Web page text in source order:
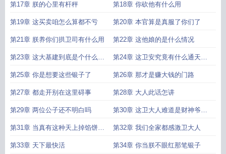
第17章 朕的心里有杆秤 第18章 你砍他有什么用
第19章 这买卖咱怎么算都不亏 第20章 本官算是真服了你们了
第21章 朕养你们拱卫司有什么用 第22章 这他娘的是什么情况
第23章 这大基建到底是个什么妖
法
第24章 这卫安究竟有什么通天的
本事
第25章 你是想要这些银子了 第26章 那才是赚大钱的门路
第27章 都走开别在这里碍事 第28章 大人此话怎讲
第29章 两位公子还不明白吗 第30章 这卫大人难道是财神爷下
凡
第31章 当真有这种天上掉馅饼的
好事
第32章 我们全家都感激卫大人
第33章 天下最快活 第34章 你当朕不眼红那笔银子